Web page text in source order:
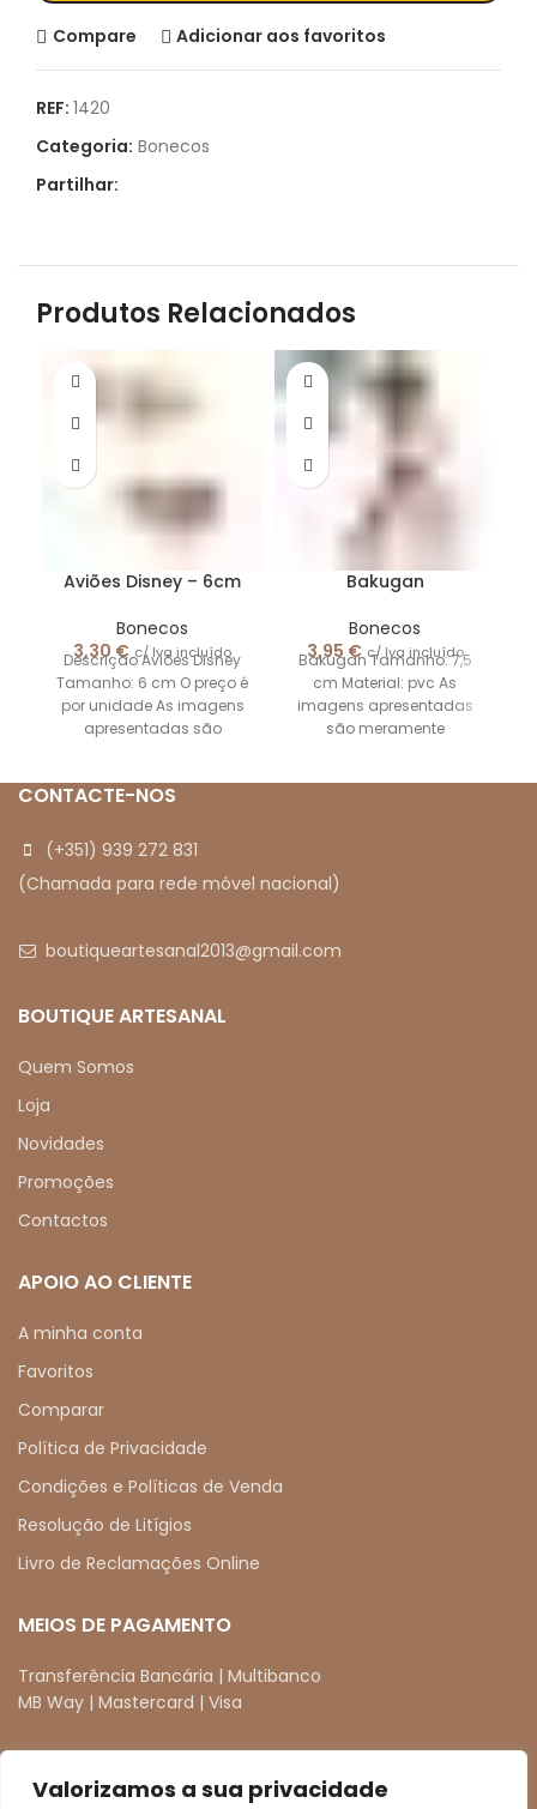
Valorizamos a sua privacidade
Compare Adicionar aos favoritos
REF: 1420
Categoria: Bonecos
Partilhar:
Produtos Relacionados
Aviões Disney – 6cm
Bonecos
3,30 € c/ Iva incluído
Descrição Aviões Disney
Tamanho: 6 cm O preço é
por unidade As imagens
apresentadas são
Bakugan
Bonecos
3,95 € c/ Iva incluído
Bakugan Tamanho: 7,5
cm Material: pvc As
imagens apresentadas
são meramente
CONTACTE-NOS
(+351) 939 272 831
(Chamada para rede móvel nacional)
boutiqueartesanal2013@gmail.com
BOUTIQUE ARTESANAL
Quem Somos
Loja
Novidades
Promoções
Contactos
APOIO AO CLIENTE
A minha conta
Favoritos
Comparar
Política de Privacidade
Condições e Políticas de Venda
Resolução de Litígios
Livro de Reclamações Online
MEIOS DE PAGAMENTO
Transferência Bancária | Multibanco
MB Way | Mastercard | Visa
REDES SOCIAIS